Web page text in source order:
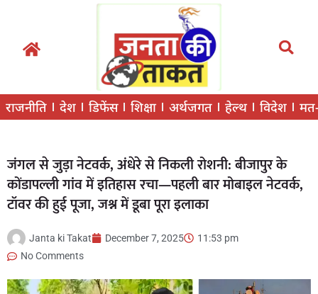
राजनीति देश डिफेंस शिक्षा अर्थजगत हेल्थ विदेश
जंगल से जुड़ा नेटवर्क, अंधेरे से निकली रोशनी: बीजापुर के
कोंडापल्ली गांव में इतिहास रचा—पहली बार मोबाइल नेटवर्क,
टॉवर की हुई पूजा, जश्न में डूबा पूरा इलाका
Janta ki Takat December 7, 2025
11:53 pm
No Comments